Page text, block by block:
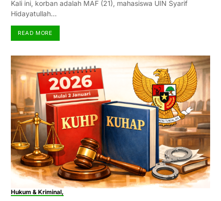
Kali ini, korban adalah MAF (21), mahasiswa UIN Syarif
Hidayatullah…
READ MORE
Hukum & Kriminal,